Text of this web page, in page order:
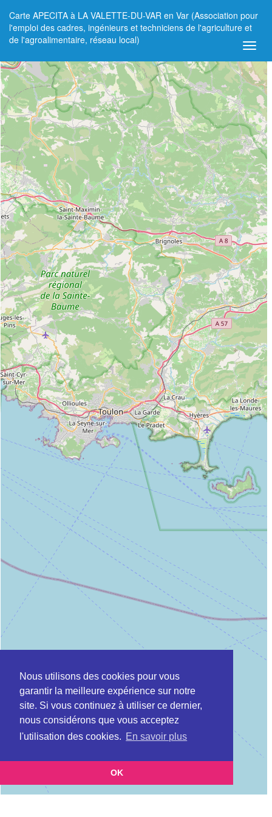
Nous utilisons des cookies pour vous
garantir la meilleure expérience sur notre
site. Si vous continuez à utiliser ce dernier,
nous considérons que vous acceptez
l'utilisation des cookies. En savoir plus
OK
Carte APECITA à LA VALETTE-DU-VAR en Var (Association pour
l'emploi des cadres, ingénieurs et techniciens de l'agriculture et
de l'agroalimentaire, réseau local)
+
−